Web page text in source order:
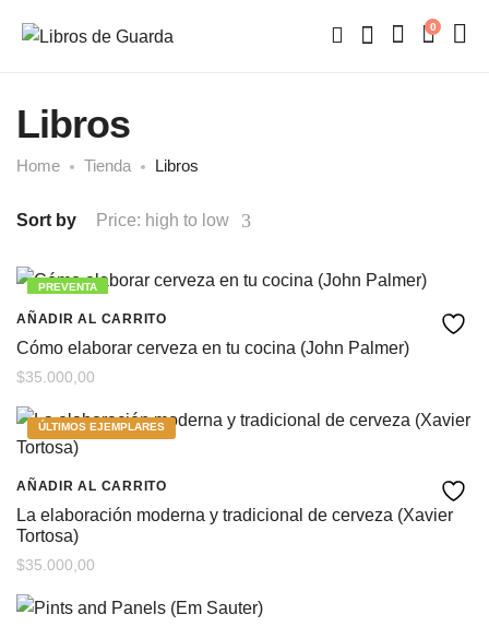
0
Libros
Home Tienda Libros
Sort by Price: high to low
PREVENTA
AÑADIR AL CARRITO
Cómo elaborar cerveza en tu cocina (John Palmer)
$35.000,00
ÚLTIMOS EJEMPLARES
AÑADIR AL CARRITO
La elaboración moderna y tradicional de cerveza (Xavier
Tortosa)
$35.000,00